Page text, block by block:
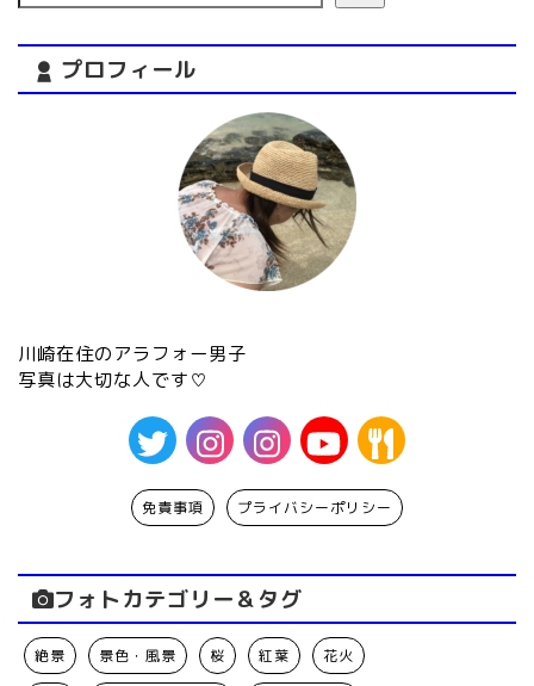
プロフィール
川崎在住のアラフォー男子
写真は大切な人です♡
免責事項 プライバシーポリシー
フォトカテゴリー＆タグ
絶景 景色・風景 桜 紅葉 花火